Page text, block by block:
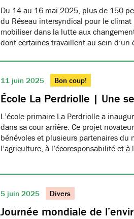
Du 14 au 16 mai 2025, plus de 150
du Réseau intersyndical pour le
mobiliser dans la lutte aux
dont certaines travaillent au sein
11 juin 2025 Bon coup!
École La Perdriolle | Une
L’école primaire La Perdriolle a
dans sa cour arrière. Ce projet
bénévoles et plusieurs partenaires du
l’agriculture, à l’écoresponsabilité et
5 juin 2025 Divers
Journée mondiale de